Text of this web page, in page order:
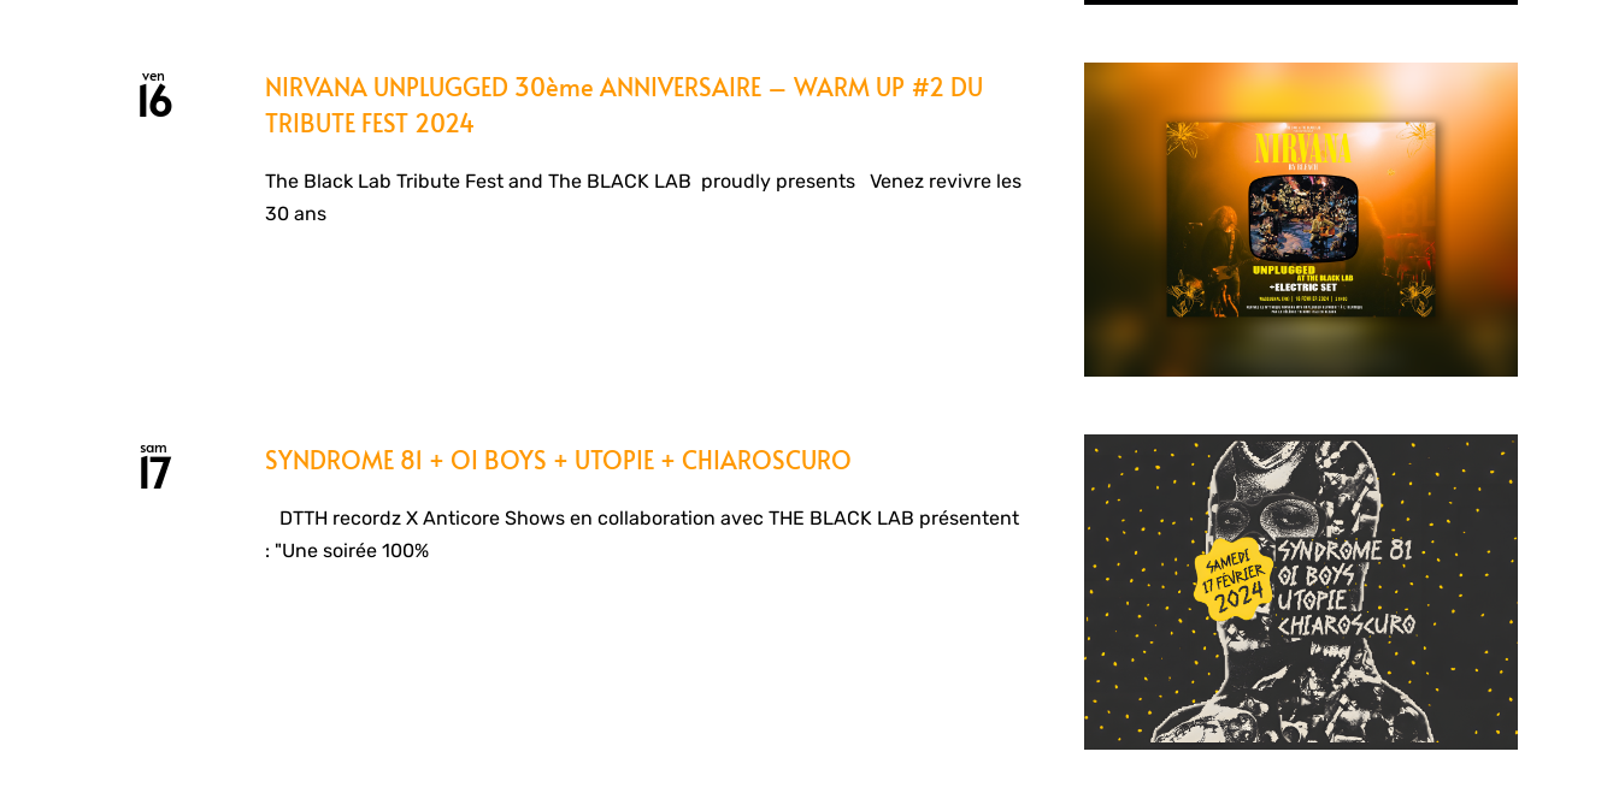
ven
16
NIRVANA UNPLUGGED 30ème ANNIVERSAIRE – WARM UP #2 DU
TRIBUTE FEST 2024
The Black Lab Tribute Fest and The BLACK LAB proudly presents Venez revivre les
30 ans
sam
17 SYNDROME 81 + OI BOYS + UTOPIE + CHIAROSCURO
DTTH recordz X Anticore Shows en collaboration avec THE BLACK LAB présentent
: "Une soirée 100%